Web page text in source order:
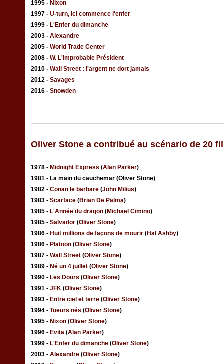
1995 - Nixon
1997 - U-turn, ici commence l'enfer
1999 - L'Enfer du dimanche
2003 - Alexandre
2005 - World Trade Center
2008 - W. L'improbable Président
2010 - Wall Street : l'argent ne dort jamais
2012 - Savages
2016 - Snowden
Oliver Stone a contribué au scénario de 20
1978 - Midnight Express (Alan Parker)
1981 - La main du cauchemar (Oliver Stone)
1982 - Conan le barbare (John Milius)
1983 - Scarface (Brian De Palma)
1985 - L'Année du dragon (Michael Cimino)
1985 - Salvador (Oliver Stone)
1986 - Huit millions de façons de mourir (Hal Ashby)
1986 - Platoon (Oliver Stone)
1987 - Wall Street (Oliver Stone)
1989 - Né un 4 juillet (Oliver Stone)
1990 - Les Doors (Oliver Stone)
1991 - JFK (Oliver Stone)
1993 - Entre ciel et terre (Oliver Stone)
1994 - Tueurs nés (Oliver Stone)
1995 - Nixon (Oliver Stone)
1996 - Evita (Alan Parker)
1999 - L'Enfer du dimanche (Oliver Stone)
2003 - Alexandre (Oliver Stone)